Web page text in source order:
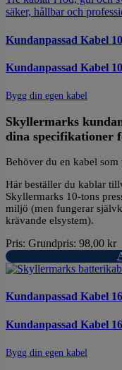
Kundanpassad Kabel
Kundanpassad Kabel
Bygg din egen kabel
Skyllermarks
dina specifikationer
Behöver du en kabel
Här beställer du kablar
Skyllermarks 10-tons
miljö (men fungerar
krävande elsystem).
Pris: Grundpris: 98,00 kr
Kundanpassad Kabel
Kundanpassad Kabel
Bygg din egen kabel